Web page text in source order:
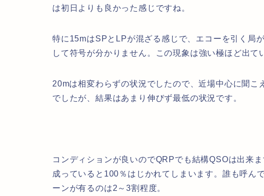
は初日よりも良かった感じですね。
特に15mはSPとLPが混ざる感じで、エコーを引く局
して符号が分かりません。この現象は強い極ほど出て
20mは相変わらずの状況でしたので、近場中心に聞
でしたが、結果はあまり伸びず最低の状況です。
コンディションが良いのでQRPでも結構QSOは出来
成っていると100％はじかれてしまいます。誰も呼ん
ーンが有るのは2～3割程度。